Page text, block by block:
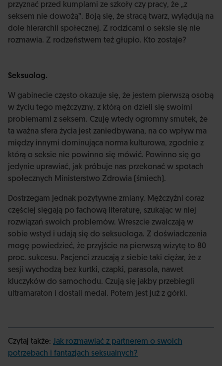
przyznać przed kumplami ze szkoły czy pracy, że „z
seksem nie dowożą”. Boją się, że stracą twarz, wylądują na
dole hierarchii społecznej. Z rodzicami o seksie się nie
rozmawia. Z rodzeństwem też głupio. Kto zostaje?
Seksuolog.
W gabinecie często okazuje się, że jestem pierwszą osobą
w życiu tego mężczyzny, z którą on dzieli się swoimi
problemami z seksem. Czuję wtedy ogromny smutek, że
ta ważna sfera życia jest zaniedbywana, na co wpływ ma
między innymi dominująca norma kulturowa, zgodnie z
którą o seksie nie powinno się mówić. Powinno się go
jedynie uprawiać, jak próbuje nas przekonać w spotach
społecznych Ministerstwo Zdrowia (śmiech).
Dostrzegam jednak pozytywne zmiany. Mężczyźni coraz
częściej sięgają po fachową literaturę, szukając w niej
rozwiązań swoich problemów. Wreszcie zwalczają w
sobie wstyd i udają się do seksuologa. Z doświadczenia
mogę powiedzieć, że przyjście na pierwszą wizytę to 80
proc. sukcesu. Pacjenci zrzucają z siebie taki ciężar, że z
sesji wychodzą bez kurtki, czapki, parasola, nawet
kluczyków do samochodu. Czują się jakby przebiegli
ultramaraton i dostali medal. Potem jest już z górki.
Czytaj także: Jak rozmawiać z partnerem o swoich
potrzebach i fantazjach seksualnych?